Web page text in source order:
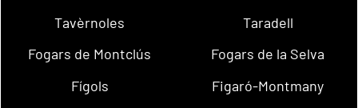
Tavèrnoles
Taradell
Fogars de Montclús
Fogars de la Selva
Fígols
Figaró-Montmany